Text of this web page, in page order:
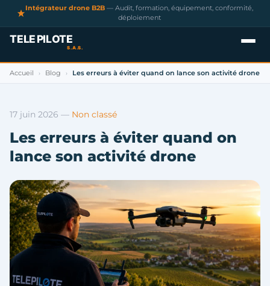
Intégrateur drone B2B — Audit, formation, équipement, conformité,
déploiement
Accueil › Blog › Les erreurs à éviter quand on lance son activité drone
17 juin 2026 — Non classé
Les erreurs à éviter quand on
lance son activité drone